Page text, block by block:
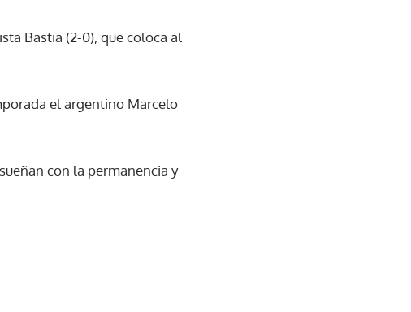
Bastia (2-0), que coloca al
el argentino Marcelo
con la permanencia y